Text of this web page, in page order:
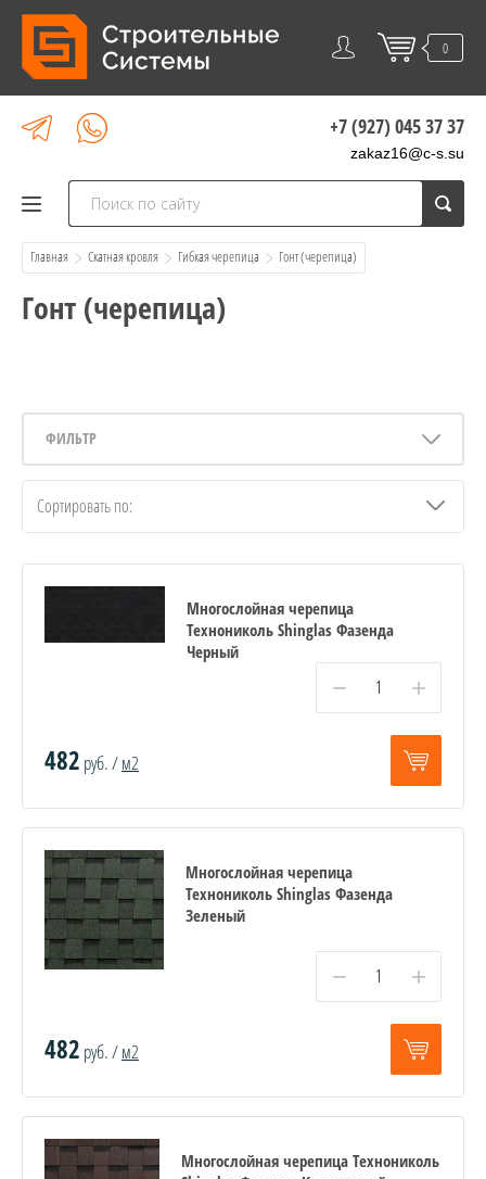
0
+7 (927) 045 37 37
zakaz16@c-s.su
Главная Скатная кровля Гибкая черепица
  Гонт (черепица)
Гонт (черепица)
ФИЛЬТР
Сортировать по:
Многослойная черепица
Технониколь Shinglas Фазенда
Черный
− +
482 руб. /м2
Многослойная черепица
Технониколь Shinglas Фазенда
Зеленый
− +
482 руб. /м2
Многослойная черепица Технониколь